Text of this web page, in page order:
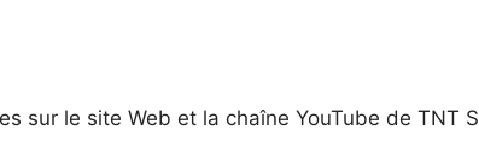
sur le site Web et la chaîne YouTube de TNT